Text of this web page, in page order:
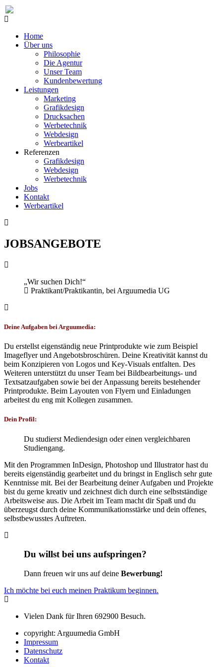
Home
Über uns
Philosophie
Die Agentur
Unser Team
Kundenbewertung
Leistungen
Marketing
Grafikdesign
Drucksachen
Werbetechnik
Webdesign
Werbeartikel
Referenzen
Grafikdesign
Webdesign
Werbetechnik
Jobs
Kontakt
Werbeartikel
JOBSANGEBOTE
Wir suchen Dich!
Praktikant/Praktikantin, bei Arguumedia UG
Deine Aufgaben bei Arguumedia:
Du erstellst eigenständig neue Printprodukte wie zum Beispiel
Imageflyer und Angebotsbroschüren. Deine Kreativität kannst du
beim Konzipieren von Logos und Key-Visuals entfalten. Des
Weiteren unterstützt du unser Team bei Bildbearbeitungs- und
Textsatzaufgaben sowie bei der Anpassung bereits bestehender
Printprodukte. Beim Layouten von Flyern und Einladungen
arbeitest du eng mit Kollegen zusammen.
Dein Profil:
Du studierst Mediendesign oder einen vergleichbaren
Studiengang.
Mit den Programmen InDesign, Photoshop und Illustrator hast du
bereits eigenständig gearbeitet und du bringst in Englisch sehr gute
Kenntnisse mit. Bei der Bearbeitung deiner Aufgaben und Projekte
bist du gerne kreativ und zeichnest dich durch eine selbstständige
Arbeitsweise aus. Die Arbeit im Team macht dir Spaß und du
überzeugst durch deine Kommunikationsstärke und dein offenes,
selbstbewusstes Auftreten.
Du willst bei uns aufspringen?
Dann freuen wir uns auf deine Bewerbung!
Ich möchte bei euch meinen Praktikum beginnen.
Vielen Dank für Ihren 692900 Besuch.
copyright: Arguumedia GmbH
Impressum
Datenschutz
Kontakt